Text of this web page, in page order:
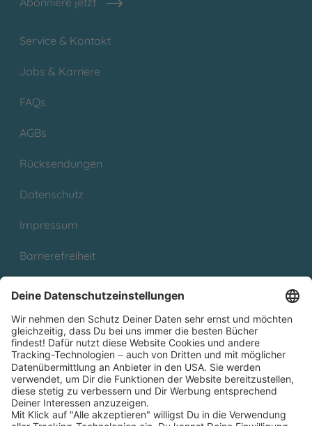
Service & Kontakt
Jobs & Karriere
FAQs
AGBs
Rücksendungen
Datenschutz
Impressum
Barrierefreiheit
Partnerprogramm (Affiliate)
Folge uns auf